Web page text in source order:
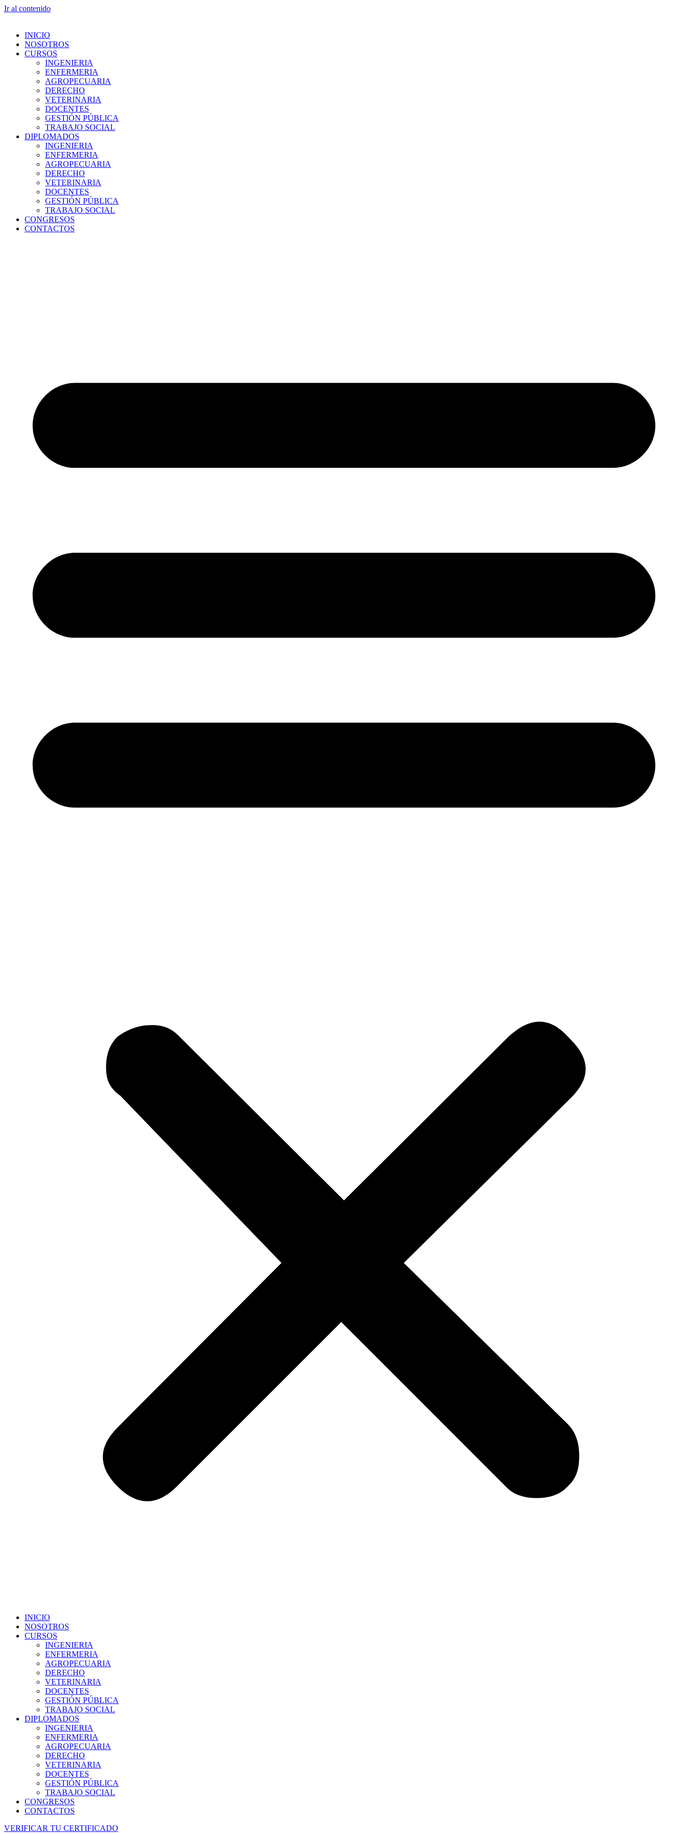
Ir al contenido
INICIO
NOSOTROS
CURSOS
INGENIERIA
ENFERMERIA
AGROPECUARIA
DERECHO
VETERINARIA
DOCENTES
GESTIÓN PÚBLICA
TRABAJO SOCIAL
DIPLOMADOS
INGENIERIA
ENFERMERIA
AGROPECUARIA
DERECHO
VETERINARIA
DOCENTES
GESTIÓN PÚBLICA
TRABAJO SOCIAL
CONGRESOS
CONTACTOS
INICIO
NOSOTROS
CURSOS
INGENIERIA
ENFERMERIA
AGROPECUARIA
DERECHO
VETERINARIA
DOCENTES
GESTIÓN PÚBLICA
TRABAJO SOCIAL
DIPLOMADOS
INGENIERIA
ENFERMERIA
AGROPECUARIA
DERECHO
VETERINARIA
DOCENTES
GESTIÓN PÚBLICA
TRABAJO SOCIAL
CONGRESOS
CONTACTOS
VERIFICAR TU CERTIFICADO